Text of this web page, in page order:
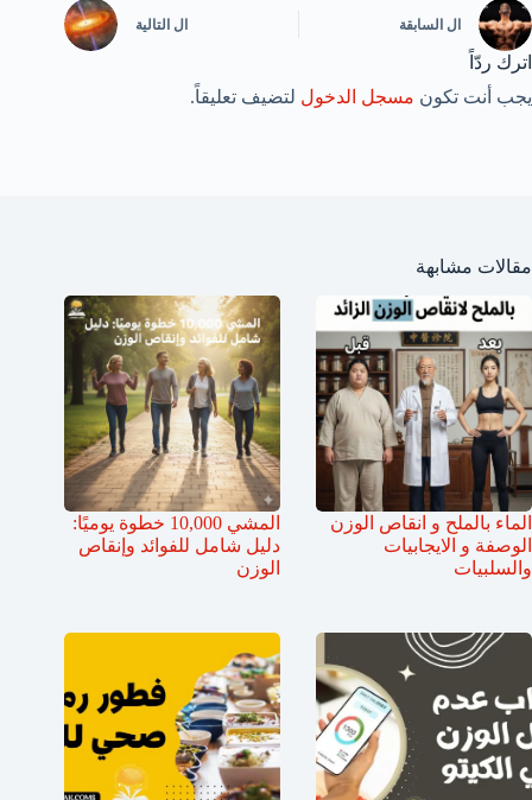
ال السابقة ال التالية
اترك ردّاً
يجب أنت تكون مسجل الدخول لتضيف تعليقاً.
مقالات مشابهة
الماء بالملح و انقاص الوزن
الوصفة و الايجابيات
والسلبيات
المشي 10,000 خطوة يوميًا:
دليل شامل للفوائد وإنقاص
الوزن